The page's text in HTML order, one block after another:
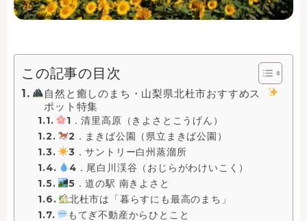
この記事の目次
自然と癒しのまち・山梨県北杜市おすすめス
ポット特集
1．清里高原（きよさとこうげん）
2．まきば公園（県立まきば公園）
3．サントリー白州蒸溜所
4．尾白川渓谷（おじらがわけいこく）
5．道の駅 南きよさと
北杜市は「暮らすにも最高のまち」
もてぎ不動産からひとこと